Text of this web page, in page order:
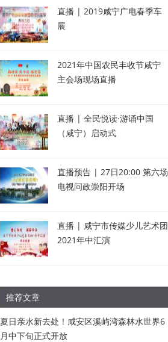
直播 | 2019咸宁广电春季车
展
2021年中国农民丰收节咸宁
主会场现场直播
直播 | 全民悦读·游诵中国
（咸宁）启动式
直播预告 | 27日20:00 第六场
电视问政崇阳开场
直播 | 咸宁市传媒少儿艺术团
2021年中汇演
推荐文章
夏日亲水新去处！咸安区溪屿湾森林水世界6
月中下旬正式开放